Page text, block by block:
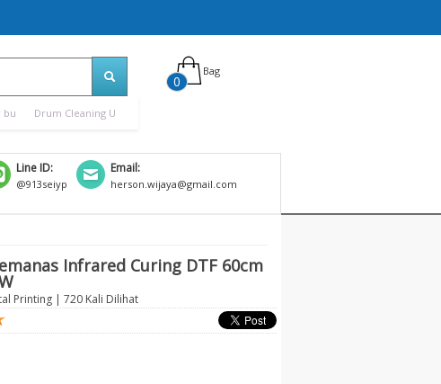
bu Drum Cleaning U
0
Bag
Line ID:
@913seiyp
Email:
herson.wijaya@gmail.com
Infrared Curing DTF 60cm
Printing| 720 Kali Dilihat